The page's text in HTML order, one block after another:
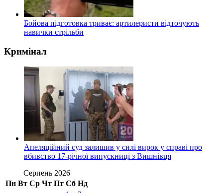
Бойова підготовка триває: артилеристи відточують
навички стрільби
Кримінал
Апеляційний суд залишив у силі вирок у справі про
вбивство 17-річної випускниці з Вишнівця
Серпень 2026
Пн Вт Ср Чт Пт Сб Нд